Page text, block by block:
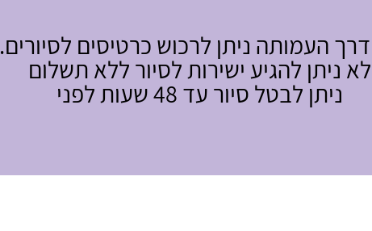
העמותה ניתן לרכוש כרטיסים לסיורים.
לא ניתן להגיע ישירות לסיור ללא תשלום
ניתן לבטל סיור עד 48 שעות לפני